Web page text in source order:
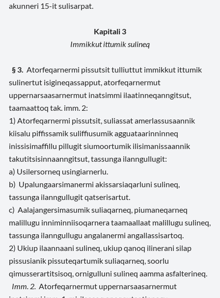
akunneri 15-it sulisarpat.
Kapitali 3
Immikkut ittumik sulineq
§ 3. Atorfeqarnermi pissutsit tulliuttut immikkut ittumik
sulinertut isigineqassapput, atorfeqarnermut
uppernarsaasarnermut inatsimmi ilaatinneqanngitsut,
taamaattoq tak. imm. 2:
1) Atorfeqarnermi pissutsit, suliassat amerlassusaannik
kiisalu piffissamik suliffiusumik agguataarinninneq
inissisimaffillu pillugit siumoortumik ilisimanissaannik
takutitsisinnaanngitsut, tassunga ilanngullugit:
a) Usilersorneq usingiarnerlu.
b) Upalungaarsimanermi akissarsiaqarluni sulineq,
tassunga ilanngullugit qatserisartut.
c) Aalajangersimasumik suliaqarneq, piumaneqarneq
malillugu inniminniisoqarnera taamaallaat malillugu sulineq,
tassunga ilanngullugu angalanermi angallassisartoq.
2) Ukiup ilaannaani sulineq, ukiup qanoq ilinerani silap
pissusianik pissuteqartumik suliaqarneq, soorlu
qimusserartitsisoq, ornigulluni sulineq aamma asfalterineq.
Imm. 2. Atorfeqarnermut uppernarsaasarnermut